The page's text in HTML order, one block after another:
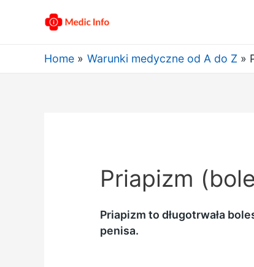
Home Warunki medyczne od A do Z
Priapizm
Priapizm to długotrwała
penisa.